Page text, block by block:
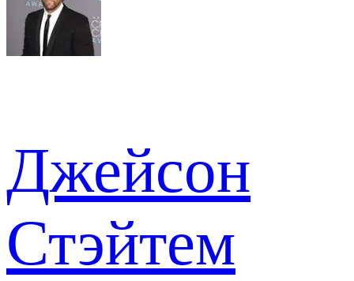
Джейсон
Стэйтем